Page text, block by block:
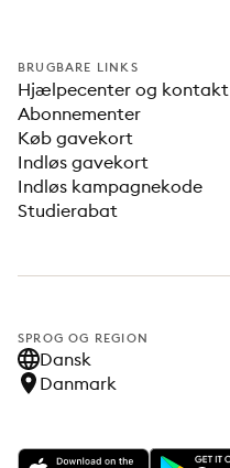
BRUGBARE LINKS
Hjælpecenter og kontakt
Abonnementer
Køb gavekort
Indløs gavekort
Indløs kampagnekode
Studierabat
SPROG OG REGION
Dansk
Danmark